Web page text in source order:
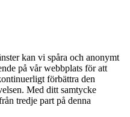
kan vi spåra och anonymt
på vår webbplats för att
förbättra den
Med ditt samtycke
tredje part på denna